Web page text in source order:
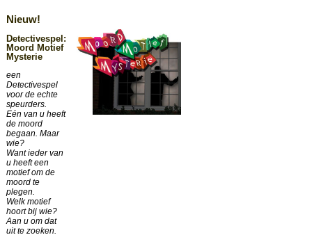
Nieuw!
Detectivespel:
Moord Motief
Mysterie
een
Detectivespel
voor de echte
speurders.
Eén van u heeft
de moord
begaan. Maar
wie?
Want ieder van
u heeft een
motief om de
moord te
plegen.
Welk motief
hoort bij wie?
Aan u om dat
uit te zoeken.